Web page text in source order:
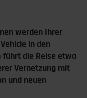
werden Ihrer
in den
führt die Reise etwa
Vernetzung mit
und neuen